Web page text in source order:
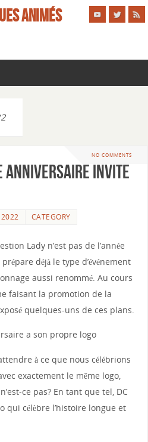
ANIMÉS
NO COMMENTS
anniversaire invite
2022 CATEGORY
Lady n’est pas de l’année
déjà le type d’événement
aussi renommé. Au cours
faisant la promotion de la
quelques-uns de ces plans.
a son propre logo
à ce que nous célébrions
exactement le même logo,
ce pas? En tant que tel, DC
qui célèbre l’histoire longue et